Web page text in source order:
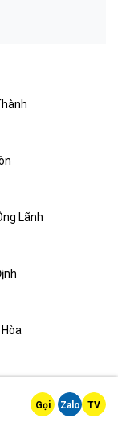
Lãnh
Gọi Zalo TV